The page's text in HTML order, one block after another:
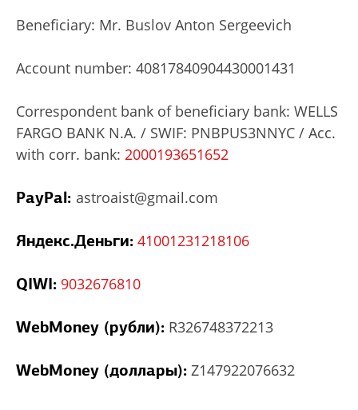
Beneficiary: Mr. Buslov Anton Sergeevich
Account number: 40817840904430001431
Correspondent bank of beneficiary bank: WELLS
FARGO BANK N.A. / SWIF: PNBPUS3NNYC / Acc.
with corr. bank: 2000193651652
PayPal: astroaist@gmail.com
Яндекс.Деньги: 41001231218106
QIWI: 9032676810
WebMoney (рубли): R326748372213
WebMoney (доллары): Z147922076632